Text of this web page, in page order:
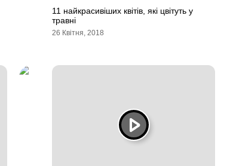
11 найкрасивіших квітів, які цвітуть у
травні
26 Квітня, 2018